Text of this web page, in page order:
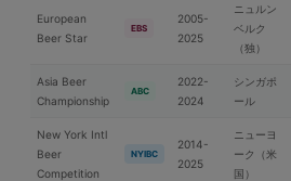
European
Beer Star
EBS
2005-
2025
ニュルン
ベルク
（独）
Asia Beer
Championship
ABC
2022-
2024
シンガポ
ール
New York Intl
Beer
Competition
NYIBC
2014-
2025
ニューヨ
ーク（米
国）